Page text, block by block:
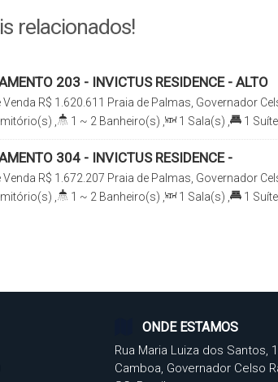
relacionados!
203 - INVICTUS RESIDENCE - ALTO
e PRONTO PARA MORAR
R$ 1.620.611
Venda
Praia de Palmas, Governador
Catarina, Brasil
1 ~ 2 Banheiro(s) 1 Sala(s) 1
304 - INVICTUS RESIDENCE -
E ELEGÂNCIA
R$ 1.672.207
Venda
Praia de Palmas, Governador
Catarina, Brasil
1 ~ 2 Banheiro(s) 1 Sala(s) 1
ONDE ESTAMOS
Rua Maria Luiza dos Santos,
Camboa, Governador Celso